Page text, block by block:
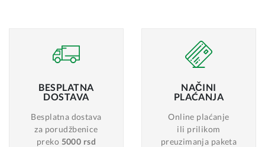
BESPLATNA
DOSTAVA
Besplatna dostava
za porudžbenice
preko 5000 rsd
NAČINI
PLAĆANJA
Online plaćanje
ili prilikom
preuzimanja paketa